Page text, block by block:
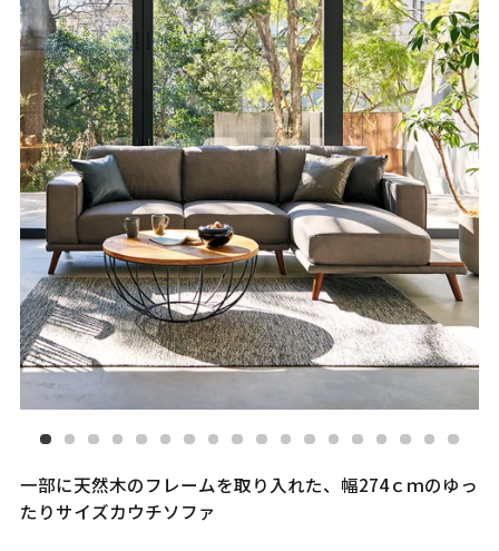
一部に天然木のフレームを取り入れた、幅274ｃｍのゆっ
たりサイズカウチソファ